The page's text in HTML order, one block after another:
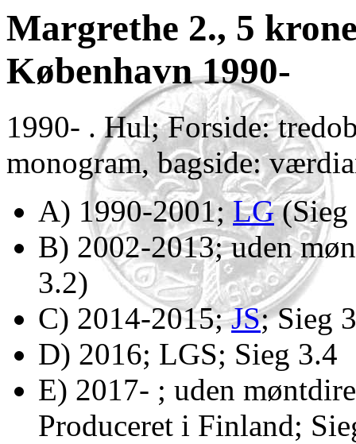
Margrethe 2., 5
København 1990-
1990- . Hul; Forside:
monogram, bagside:
A) 1990-2001;LG(Sieg
B) 2002-2013; uden
3.2)
C) 2014-2015;JS; Sieg
D) 2016; LGS; Sieg 3.4
E) 2017- ; uden
Produceret i Finland;